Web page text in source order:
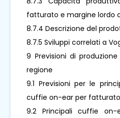
fatturato e margine lordo
8.7.4 Descrizione del
8.7.5 Sviluppi correlati a
9 Previsioni di
regione
9.1 Previsioni per le
cuffie on-ear per
9.2 Principali cuffie